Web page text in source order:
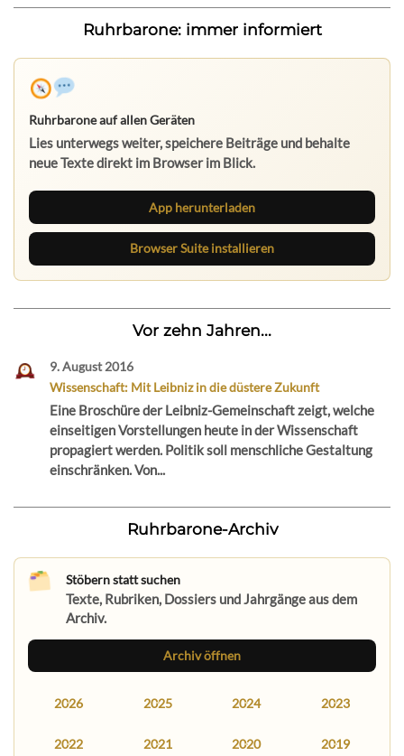
Ruhrbarone: immer informiert
Ruhrbarone auf allen Geräten
Lies unterwegs weiter, speichere Beiträge und behalte
neue Texte direkt im Browser im Blick.
App herunterladen
Browser Suite installieren
Vor zehn Jahren...
9. August 2016
Wissenschaft: Mit Leibniz in die düstere Zukunft
Eine Broschüre der Leibniz-Gemeinschaft zeigt, welche
einseitigen Vorstellungen heute in der Wissenschaft
propagiert werden. Politik soll menschliche Gestaltung
einschränken. Von...
Ruhrbarone-Archiv
Stöbern statt suchen
Texte, Rubriken, Dossiers und Jahrgänge aus dem
Archiv.
Archiv öffnen
2026 2025 2024 2023
2022 2021 2020 2019